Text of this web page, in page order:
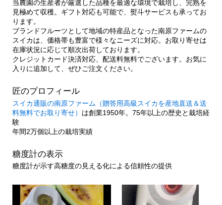
当農園の生産者が厳選した品種を最適な環境で栽培し、完熟を
見極めて収穫。ギフト対応も可能で、熨斗サービスも承ってお
ります。
ブランドフルーツとして地域の特産品となった南原ファームの
スイカは、価格帯も豊富で様々なニーズに対応。お取り寄せは
在庫状況に応じて順次出荷しております。
クレジットカード決済対応、配送料無料でございます。お気に
入りに追加して、ぜひご注文ください。
匠のプロフィール
スイカ通販の南原ファーム（贈答用高級スイカを産地直送＆送
料無料でお取り寄せ） は創業1950年。75年以上の歴史と栽培経
験
年間2万個以上の栽培実績
糖度計の表示
糖度計が示す高糖度の見える化による信頼性の提供